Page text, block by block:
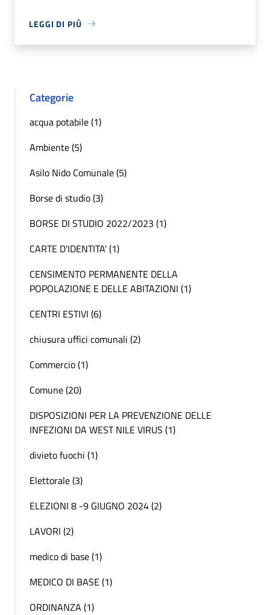
LEGGI DI PIÙ
Categorie
acqua potabile (1)
Ambiente (5)
Asilo Nido Comunale (5)
Borse di studio (3)
BORSE DI STUDIO 2022/2023 (1)
CARTE D'IDENTITA' (1)
CENSIMENTO PERMANENTE DELLA
POPOLAZIONE E DELLE ABITAZIONI (1)
CENTRI ESTIVI (6)
chiusura uffici comunali (2)
Commercio (1)
Comune (20)
DISPOSIZIONI PER LA PREVENZIONE DELLE
INFEZIONI DA WEST NILE VIRUS (1)
divieto fuochi (1)
Elettorale (3)
ELEZIONI 8 -9 GIUGNO 2024 (2)
LAVORI (2)
medico di base (1)
MEDICO DI BASE (1)
ORDINANZA (1)